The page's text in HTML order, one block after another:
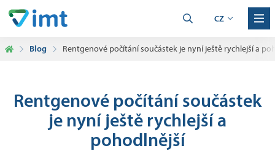
CZ
Blog Rentgenové počítání součástek je nyní ještě rychlejší a
Rentgenové počítání součástek
je nyní ještě rychlejší a
pohodlnější